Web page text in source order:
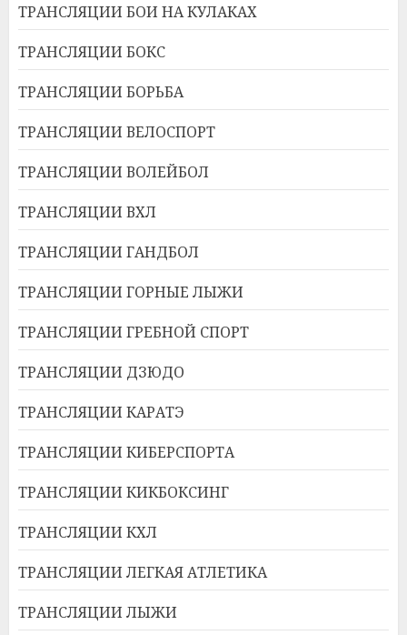
ТРАНСЛЯЦИИ БОИ НА КУЛАКАХ
ТРАНСЛЯЦИИ БОКС
ТРАНСЛЯЦИИ БОРЬБА
ТРАНСЛЯЦИИ ВЕЛОСПОРТ
ТРАНСЛЯЦИИ ВОЛЕЙБОЛ
ТРАНСЛЯЦИИ ВХЛ
ТРАНСЛЯЦИИ ГАНДБОЛ
ТРАНСЛЯЦИИ ГОРНЫЕ ЛЫЖИ
ТРАНСЛЯЦИИ ГРЕБНОЙ СПОРТ
ТРАНСЛЯЦИИ ДЗЮДО
ТРАНСЛЯЦИИ КАРАТЭ
ТРАНСЛЯЦИИ КИБЕРСПОРТА
ТРАНСЛЯЦИИ КИКБОКСИНГ
ТРАНСЛЯЦИИ КХЛ
ТРАНСЛЯЦИИ ЛЕГКАЯ АТЛЕТИКА
ТРАНСЛЯЦИИ ЛЫЖИ